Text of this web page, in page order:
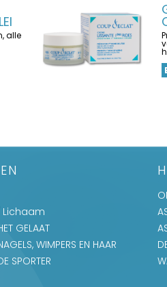
alle
Lichaam
GELAAT
WIMPERS EN HAAR
SPORTER